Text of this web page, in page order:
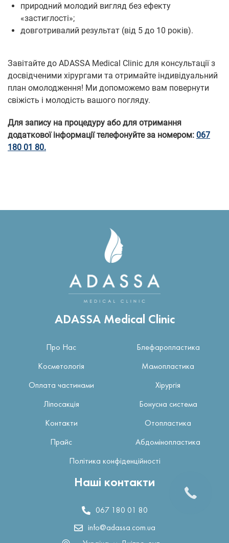
природний молодий вигляд без ефекту
«застиглості»;
довготривалий результат (від 5 до 10 років).
Завітайте до ADASSA Medical Clinic для консультації з
досвідченими хірургами та отримайте індивідуальний
план омолодження! Ми допоможемо вам повернути
свіжість і молодість вашого погляду.
Для запису на процедуру або для отримання
додаткової інформації телефонуйте за номером: 067
180 01 80.
ADASSA Medical Clinic
Про Нас Блефаропластика
Косметологія Мамопластика
Оплата частинами Хірургія
Ліпосакція Бонусна система
Контакти Отопластика
Прайс Абдомінопластика
Політика конфіденційності
Наші контакти
067 180 01 80
info@adassa.com.ua